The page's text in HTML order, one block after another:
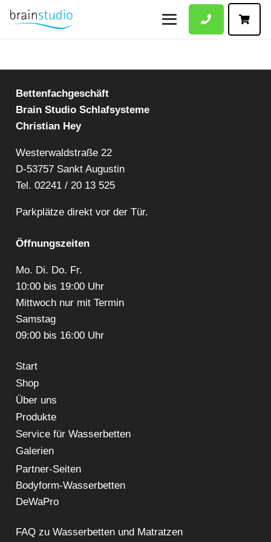
Bettenfachgeschäft
Brain Studio Schlafsysteme
Christian Hey
Westerwaldstraße 22
D-53757 Sankt Augustin
Tel. 02241 / 20 13 525
Parkplätze direkt vor der Tür.
Öffnungszeiten
Mo. Di. Do. Fr.
10:00 bis 19:00 Uhr
Mittwoch nur mit Termin
Samstag
09:00 bis 16:00 Uhr
Start
Shop
Über uns
Produkte
Service für Wasserbetten
Galerien
Partner-Seiten
Bodyform-Wasserbetten
DeWaPro
FAQ zu Wasserbetten und Matratzen